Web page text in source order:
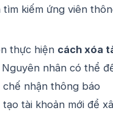
kiếm ứng viên
thực hiện cách xóa
nhân có thể
chế nhận thông báo
tài khoản mới để